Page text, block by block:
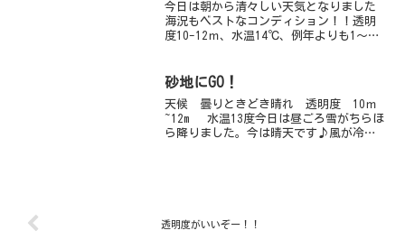
今日は朝から清々しい天気となりました
海況もベストなコンディション！！透明
度10-12ｍ、水温14℃、例年よりも1～
ゴウオをはじめ、ウデフリツノザヤウミ
砂地にGO！
天候 曇りときどき晴れ 透明度 10ｍ
~12m 水温13度今日は昼ごろ雪がちらほ
ら降りました。今は晴天です♪風が冷た
透明度がいいぞー！！